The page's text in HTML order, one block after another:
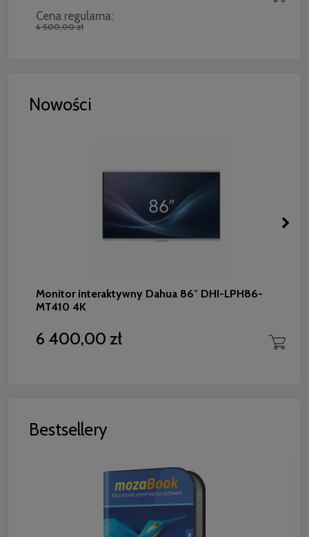
Cena regularna:
6 500,00 zł
Nowości
Monitor interaktywny Dahua 86″ DHI-LPH86-
MT410 4K
6 400,00 zł
Bestsellery